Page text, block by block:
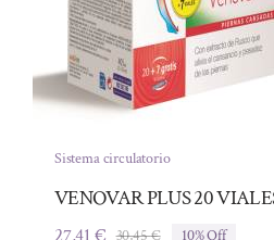
Sistema circulatorio
VENOVAR PLUS 20
30,45€ 10% Off